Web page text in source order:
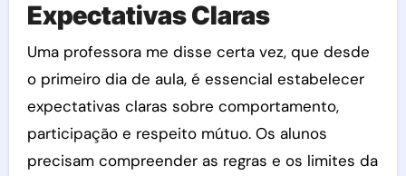
Expectativas Claras
Uma professora me disse certa vez, que desde
o primeiro dia de aula, é essencial estabelecer
expectativas claras sobre comportamento,
participação e respeito mútuo. Os alunos
precisam compreender as regras e os limites da